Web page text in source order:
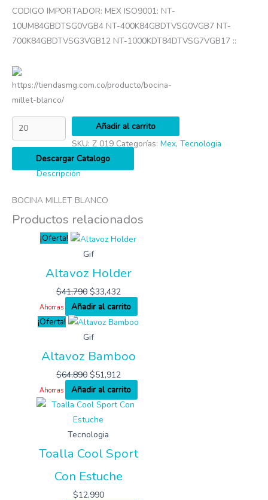
CODIGO IMPORTADOR: MEX ISO9001: NT-
10UM84GBDTSG0VGB4 NT-400K84GBDTVSG0VGB7 NT-
700K84GBDTVSG3VGB12 NT-1000KDT84DTVSG7VGB17 ::
https://tiendasmg.com.co/producto/bocina-
millet-blanco/
Añadir al carrito
SKU: Z 019 Categorías: Mex, Tecnologia
Descargar Catalogo
Descripción
BOCINA MILLET BLANCO
Productos relacionados
¡Oferta!
Gif
Altavoz Holder
$41,790 $33,432
Ahorras
Añadir al carrito
¡Oferta!
Gif
Altavoz Bamboo
$64,890 $51,912
Ahorras Añadir al carrito
Tecnologia
Toalla Cool Sport
Con Estuche
$12,990